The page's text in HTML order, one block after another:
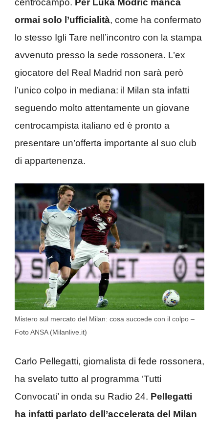
ormai solo l’ufficialità, come ha confermato
lo stesso Igli Tare nell’incontro con la stampa
avvenuto presso la sede rossonera. L’ex
giocatore del Real Madrid non sarà però
l’unico colpo in mediana: il Milan sta infatti
seguendo molto attentamente un giovane
centrocampista italiano ed è pronto a
presentare un’offerta importante al suo club
di appartenenza.
Mistero sul mercato del Milan: cosa succede con il colpo –
Foto ANSA (Milanlive.it)
Carlo Pellegatti, giornalista di fede rossonera,
ha svelato tutto al programma ‘Tutti
Convocati’ in onda su Radio 24. Pellegatti
ha infatti parlato dell’accelerata del Milan